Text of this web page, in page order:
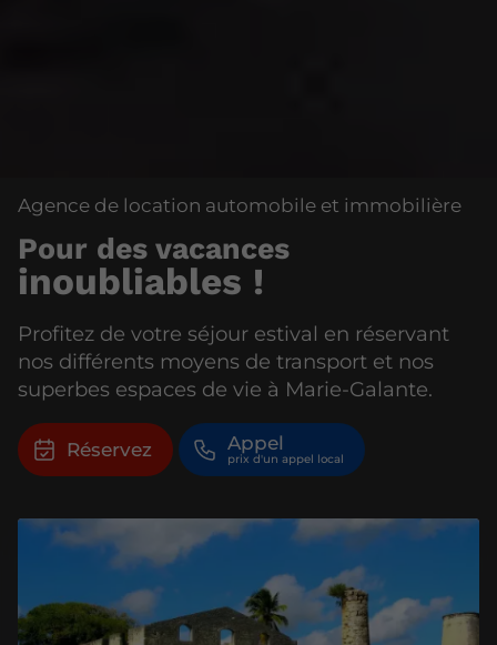
Agence de location automobile et immobilière
Pour des vacances
inoubliables !
Profitez de votre séjour estival en réservant
nos différents moyens de transport et nos
superbes espaces de vie à Marie-Galante.
Réservez Appel